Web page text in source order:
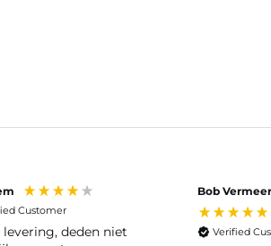
Customer
deden niet
Bob
Verified